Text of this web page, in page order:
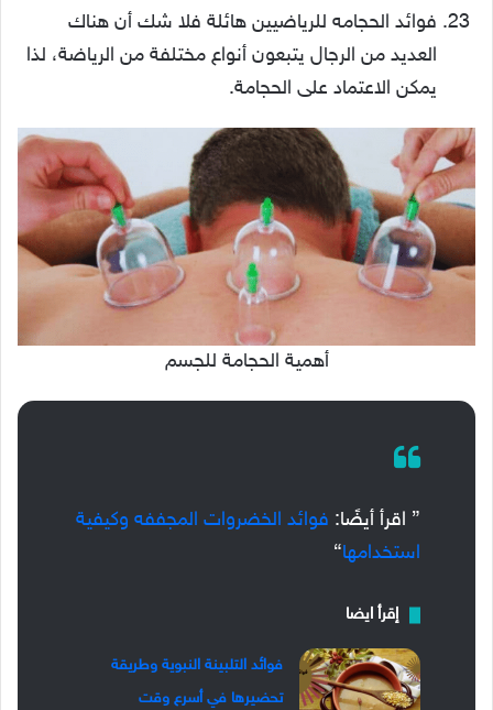
فوائد الحجامه للرياضيين هائلة فلا شك أن هناك
العديد من الرجال يتبعون أنواع مختلفة من الرياضة، لذا
يمكن الاعتماد على الحجامة.
أهمية الحجامة للجسم
” اقرأ أيضًا: فوائد الخضروات المجففه وكيفية
استخدامها“
إقرأ ايضا
فوائد التلبينة النبوية وطريقة
تحضيرها في أسرع وقت